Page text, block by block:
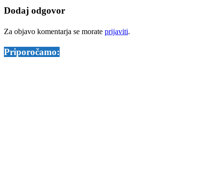
Dodaj odgovor
Za objavo komentarja se morate prijaviti.
Priporočamo: